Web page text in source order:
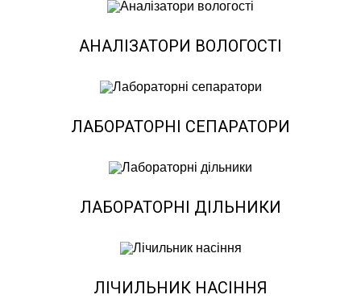
АНАЛІЗАТОРИ ВОЛОГОСТІ
ЛАБОРАТОРНІ СЕПАРАТОРИ
ЛАБОРАТОРНІ ДІЛЬНИКИ
ЛІЧИЛЬНИК НАСІННЯ